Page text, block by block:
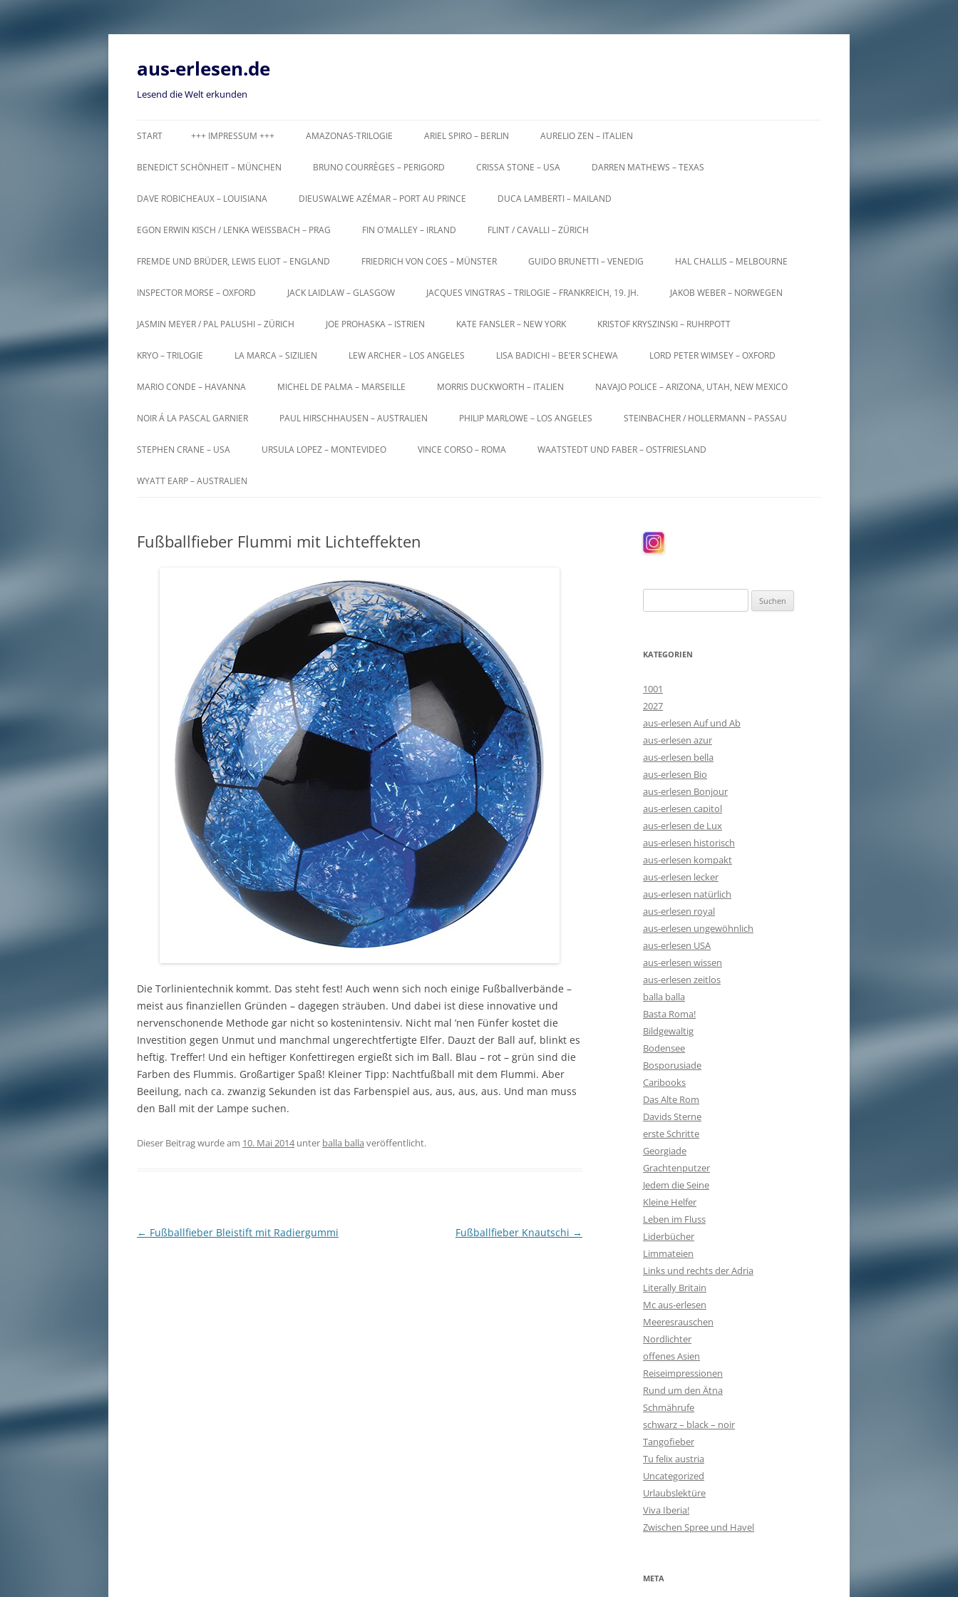
Zum
aus-erlesen.de
Lesend die Welt erkunden
START +++ IMPRESSUM +++ AMAZONAS-TRILOGIE ARIEL SPIRO – BERLIN AURELIO ZEN – ITALIEN
BENEDICT SCHÖNHEIT – MÜNCHEN BRUNO COURRÈGES – PERIGORD CRISSA STONE – USA DARREN MATHEWS – TEXAS
DAVE ROBICHEAUX – LOUISIANA DIEUSWALWE AZÉMAR – PORT AU PRINCE DUCA LAMBERTI – MAILAND
EGON ERWIN KISCH / LENKA WEISSBACH – PRAG FIN O`MALLEY – IRLAND FLINT / CAVALLI – ZÜRICH
FREMDE UND BRÜDER, LEWIS ELIOT – ENGLAND FRIEDRICH VON COES – MÜNSTER GUIDO BRUNETTI – VENEDIG HAL CHALLIS – MELBOURNE
INSPECTOR MORSE – OXFORD JACK LAIDLAW – GLASGOW JACQUES VINGTRAS – TRILOGIE – FRANKREICH, 19. JH. JAKOB WEBER – NORWEGEN
JASMIN MEYER / PAL PALUSHI – ZÜRICH JOE PROHASKA – ISTRIEN KATE FANSLER – NEW YORK KRISTOF KRYSZINSKI – RUHRPOTT
KRYO – TRILOGIE LA MARCA – SIZILIEN LEW ARCHER – LOS ANGELES LISA BADICHI – BE’ER SCHEWA LORD PETER WIMSEY – OXFORD
MARIO CONDE – HAVANNA MICHEL DE PALMA – MARSEILLE MORRIS DUCKWORTH – ITALIEN NAVAJO POLICE – ARIZONA, UTAH, NEW MEXICO
NOIR Á LA PASCAL GARNIER PAUL HIRSCHHAUSEN – AUSTRALIEN PHILIP MARLOWE – LOS ANGELES STEINBACHER / HOLLERMANN – PASSAU
STEPHEN CRANE – USA URSULA LOPEZ – MONTEVIDEO VINCE CORSO – ROMA WAATSTEDT UND FABER – OSTFRIESLAND
WYATT EARP – AUSTRALIEN
Fußballfieber Flummi mit Lichteffekten
Die Torlinientechnik kommt. Das steht fest! Auch wenn sich noch einige Fußballverbände –
meist aus finanziellen Gründen – dagegen sträuben. Und dabei ist diese innovative und
nervenschonende Methode gar nicht so kostenintensiv. Nicht mal ’nen Fünfer kostet die
Investition gegen Unmut und manchmal ungerechtfertigte Elfer. Dauzt der Ball auf, blinkt es
heftig. Treffer! Und ein heftiger Konfettiregen ergießt sich im Ball. Blau – rot – grün sind die
Farben des Flummis. Großartiger Spaß! Kleiner Tipp: Nachtfußball mit dem Flummi. Aber
Beeilung, nach ca. zwanzig Sekunden ist das Farbenspiel aus, aus, aus, aus. Und man muss
den Ball mit der Lampe suchen.
Dieser Beitrag wurde am 10. Mai 2014unter balla balla veröffentlicht.
Beitragsnavigation
← Fußballfieber Bleistift mit Radiergummi Fußballfieber Knautschi →
nach:
KATEGORIEN
1001
2027
aus-erlesen Auf und Ab
aus-erlesen azur
aus-erlesen bella
aus-erlesen Bio
aus-erlesen Bonjour
aus-erlesen capitol
aus-erlesen de Lux
aus-erlesen historisch
aus-erlesen kompakt
aus-erlesen lecker
aus-erlesen natürlich
aus-erlesen royal
aus-erlesen ungewöhnlich
aus-erlesen USA
aus-erlesen wissen
aus-erlesen zeitlos
balla balla
Basta Roma!
Bildgewaltig
Bodensee
Bosporusiade
Caribooks
Das Alte Rom
Davids Sterne
erste Schritte
Georgiade
Grachtenputzer
Jedem die Seine
Kleine Helfer
Leben im Fluss
Liderbücher
Limmateien
Links und rechts der Adria
Literally Britain
Mc aus-erlesen
Meeresrauschen
Nordlichter
offenes Asien
Reiseimpressionen
Rund um den Ätna
Schmährufe
schwarz – black – noir
Tangofieber
Tu felix austria
Uncategorized
Urlaubslektüre
Viva Iberia!
Zwischen Spree und Havel
META